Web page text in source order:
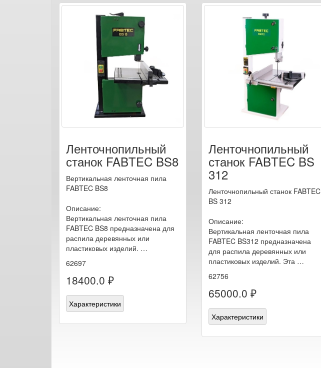
Ленточнопильный
станок FABTEC BS8
Вертикальная ленточная пила
FABTEC BS8
Описание:
Вертикальная ленточная пила
FABTEC BS8 предназначена для
распила деревянных или
пластиковых изделий. …
62697
18400.0 ₽
Характеристики
Ленточнопильный
станок FABTEC BS
312
Ленточнопильный станок FABTEC
BS 312
Описание:
Вертикальная ленточная пила
FABTEC BS312 предназначена
для распила деревянных или
пластиковых изделий. Эта …
62756
65000.0 ₽
Характеристики